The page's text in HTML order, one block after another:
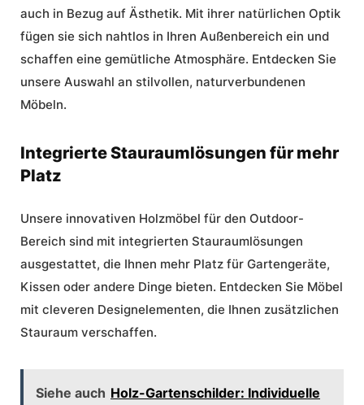
auch in Bezug auf Ästhetik. Mit ihrer natürlichen Optik
fügen sie sich nahtlos in Ihren Außenbereich ein und
schaffen eine gemütliche Atmosphäre. Entdecken Sie
unsere Auswahl an stilvollen, naturverbundenen
Möbeln.
Integrierte Stauraumlösungen für mehr
Platz
Unsere innovativen Holzmöbel für den Outdoor-
Bereich sind mit integrierten Stauraumlösungen
ausgestattet, die Ihnen mehr Platz für Gartengeräte,
Kissen oder andere Dinge bieten. Entdecken Sie Möbel
mit cleveren Designelementen, die Ihnen zusätzlichen
Stauraum verschaffen.
Siehe auch Holz-Gartenschilder: Individuelle